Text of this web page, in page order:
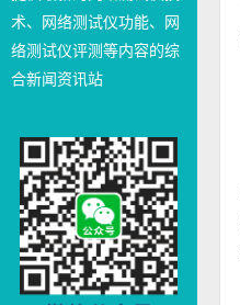
术、网络测试仪功能、网
络测试仪评测等内容的综
合新闻资讯站